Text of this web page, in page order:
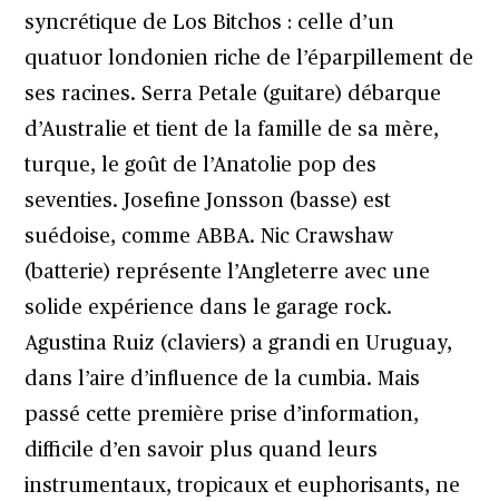
syncrétique de Los Bitchos : celle d’un
quatuor londonien riche de l’éparpillement de
ses racines. Serra Petale (guitare) débarque
d’Australie et tient de la famille de sa mère,
turque, le goût de l’Anatolie pop des
seventies. Josefine Jonsson (basse) est
suédoise, comme ABBA. Nic Crawshaw
(batterie) représente l’Angleterre avec une
solide expérience dans le garage rock.
Agustina Ruiz (claviers) a grandi en Uruguay,
dans l’aire d’influence de la cumbia. Mais
passé cette première prise d’information,
difficile d’en savoir plus quand leurs
instrumentaux, tropicaux et euphorisants, ne